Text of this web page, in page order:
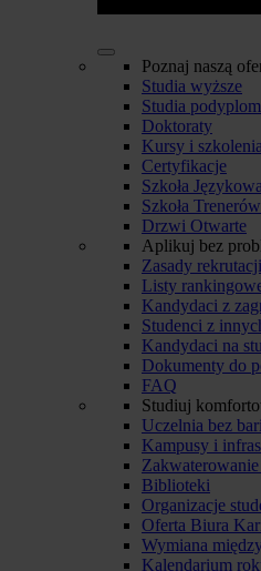
Poznaj naszą
Studia wyższe
Studia
Doktoraty
Kursy i
Certyfikacje
Szkoła Językowa
Szkoła Trenerów
Drzwi Otwarte
Aplikuj bez
Zasady rekrutacji
Listy
Kandydaci z
Studenci z
Kandydaci na
Dokumenty do
FAQ
Studiuj
Uczelnia bez
Kampusy i
Biblioteki
Organizacje
Oferta Biura
Wymiana
Kalendarium